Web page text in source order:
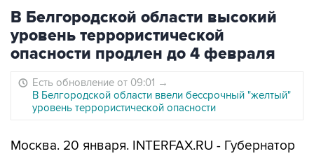
В Белгородской области высокий
уровень террористической
опасности продлен до 4 февраля
Есть обновление от 09:01 →
В Белгородской области ввели бессрочный "желтый"
уровень террористической опасности
Москва. 20 января. INTERFAX.RU - Губернатор